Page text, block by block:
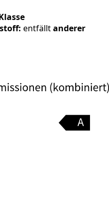
entfälltanderer